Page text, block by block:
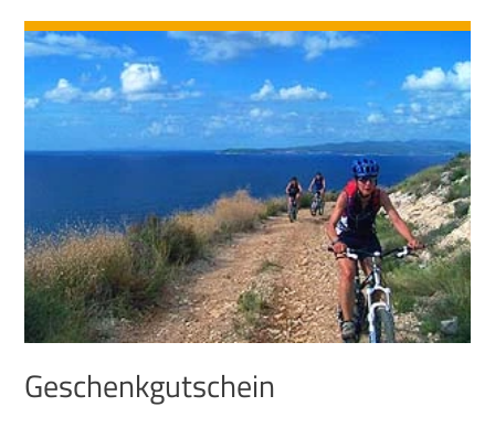
Geschenkgutschein